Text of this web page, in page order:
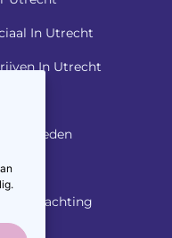
In Utrecht
In Utrecht